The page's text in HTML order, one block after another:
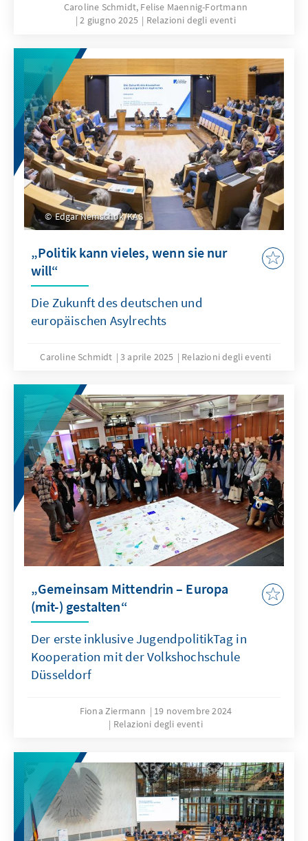
Caroline Schmidt, Felise Maennig-Fortmann
2 giugno 2025
Relazioni degli eventi
Edgar Nemschok/KAS
„Politik kann vieles, wenn sie nur
will“
Die Zukunft des deutschen und
europäischen Asylrechts
Caroline Schmidt 3 aprile 2025 Relazioni degli eventi
„Gemeinsam Mittendrin – Europa
(mit-) gestalten“
Der erste inklusive JugendpolitikTag in
Kooperation mit der Volkshochschule
Düsseldorf
Fiona Ziermann
19 novembre 2024
Relazioni degli eventi